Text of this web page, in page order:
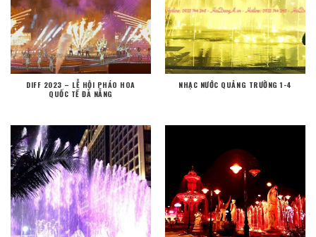
DIFF 2023 – LỄ HỘI PHÁO HOA
QUỐC TẾ ĐÀ NẴNG
NHẠC NƯỚC QUẢNG TRƯỜNG 1-4